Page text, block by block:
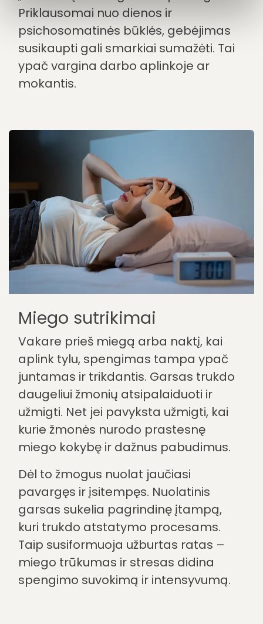
Priklausomai nuo dienos ir
psichosomatinės būklės, gebėjimas
susikaupti gali smarkiai sumažėti. Tai
ypač vargina darbo aplinkoje ar
mokantis.
Miego sutrikimai
Vakare prieš miegą arba naktį, kai
aplink tylu, spengimas tampa ypač
juntamas ir trikdantis. Garsas trukdo
daugeliui žmonių atsipalaiduoti ir
užmigti. Net jei pavyksta užmigti, kai
kurie žmonės nurodo prastesnę
miego kokybę ir dažnus pabudimus.
Dėl to žmogus nuolat jaučiasi
pavargęs ir įsitempęs. Nuolatinis
garsas sukelia pagrindinę įtampą,
kuri trukdo atstatymo procesams.
Taip susiformuoja užburtas ratas –
miego trūkumas ir stresas didina
spengimo suvokimą ir intensyvumą.